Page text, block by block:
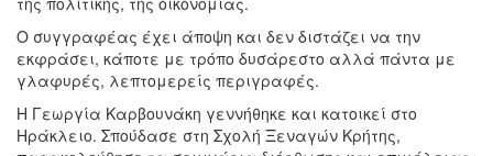
Ο συγγραφέας έχει άποψη και δεν διστάζει να την
εκφράσει, κάποτε με τρόπο δυσάρεστο αλλά πάντα με
γλαφυρές, λεπτομερείς περιγραφές.
Η Γεωργία Καρβουνάκη γεννήθηκε και κατοικεί στο
Ηράκλειο. Σπούδασε στη Σχολή Ξεναγών Κρήτης,